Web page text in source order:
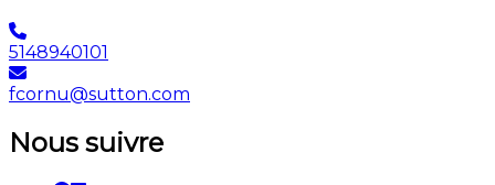
5148940101
fcornu@sutton.com
Nous suivre